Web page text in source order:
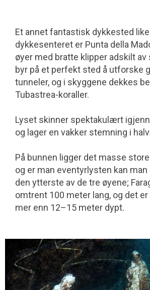
Et annet fantastisk dykkested
dykkesenteret er Punta della
øyer med bratte klipper adskilt av
byr på et perfekt sted å utforske
tunneler, og i skyggene dekkes
Tubastrea-koraller.
Lyset skinner spektakulært
og lager en vakker stemning i
På bunnen ligger det masse
og er man eventyrlysten kan
den ytterste av de tre øyene;
omtrent 100 meter lang, og det
mer enn 12–15 meter dypt.